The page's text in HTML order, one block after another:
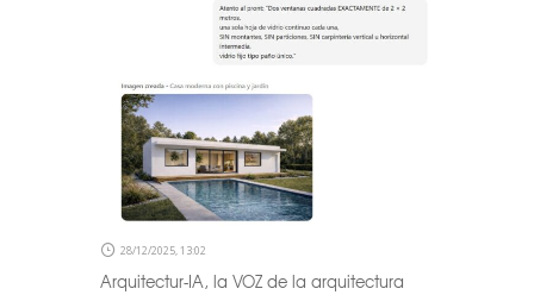
28/12/2025, 13:02
Arquitectur-IA, la VOZ de la arquitectura